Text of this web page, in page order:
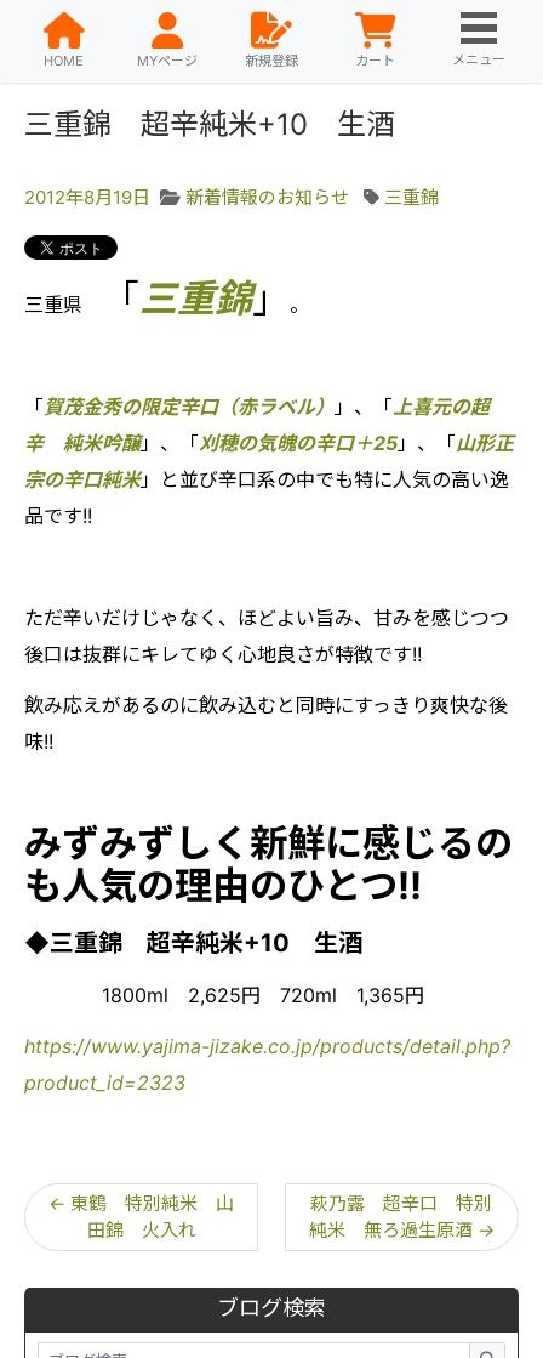
HOME MYページ 新規登録 カート メニュー
ブログ検索
三重錦 超辛純米+10 生酒
2012年8月19日 新着情報のお知らせ 三重錦
三重県 「三重錦」 。
「賀茂金秀の限定辛口（赤ラベル） 」、「上喜元の超
辛 純米吟醸」、「刈穂の気魄の辛口＋25」、「山形正
宗の辛口純米」と並び辛口系の中でも特に人気の高い逸
品です!!
ただ辛いだけじゃなく、ほどよい旨み、甘みを感じつつ
後口は抜群にキレてゆく心地良さが特徴です!!
飲み応えがあるのに飲み込むと同時にすっきり爽快な後
味!!
みずみずしく新鮮に感じるの
も人気の理由のひとつ!!
◆三重錦 超辛純米+10 生酒
1800ml 2,625円 720ml 1,365円
https://www.yajima-jizake.co.jp/products/detail.php?
product_id=2323
← 東鶴 特別純米 山
田錦 火入れ
萩乃露 超辛口 特別
純米 無ろ過生原酒 →